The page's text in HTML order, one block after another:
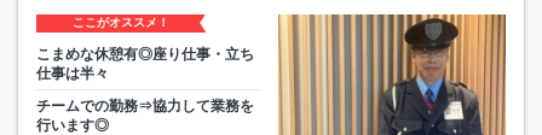
ここがオススメ！
こまめな休憩有◎座り仕事・立ち
仕事は半々
チームでの勤務⇒協力して業務を
行います◎